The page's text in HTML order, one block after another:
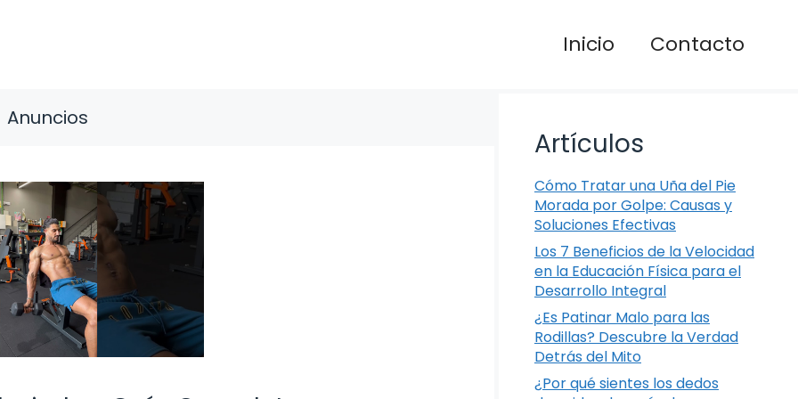
Inicio Contacto
Anuncios
Artículos
Cómo Tratar una Uña del Pie
Morada por Golpe: Causas y
Soluciones Efectivas
Los 7 Beneficios de la Velocidad
en la Educación Física para el
Desarrollo Integral
¿Es Patinar Malo para las
Rodillas? Descubre la Verdad
Detrás del Mito
¿Por qué sientes los dedos